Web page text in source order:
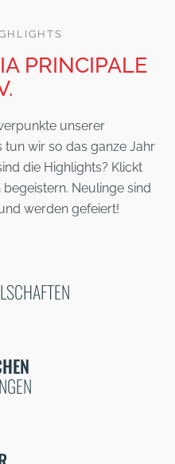
PRINCIPALE
unserer
tun wir so das ganze Jahr
die Highlights? Klickt
Neulinge sind
werden gefeiert!